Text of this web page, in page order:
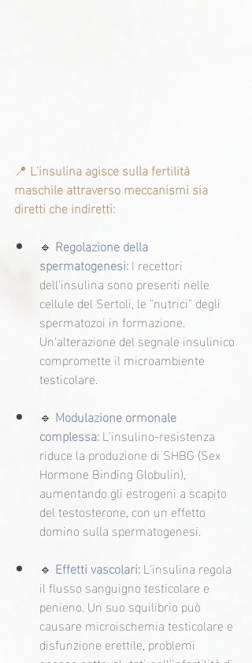
📍 L'insulina agisce sulla fertilità
maschile attraverso meccanismi sia
diretti che indiretti:
🔹 Regolazione della
spermatogenesi: I recettori
dell'insulina sono presenti nelle
cellule del Sertoli, le "nutrici" degli
spermatozoi in formazione.
Un'alterazione del segnale insulinico
compromette il microambiente
testicolare.
🔹 Modulazione ormonale
complessa: L'insulino-resistenza
riduce la produzione di SHBG (Sex
Hormone Binding Globulin),
aumentando gli estrogeni a scapito
del testosterone, con un effetto
domino sulla spermatogenesi.
🔹 Effetti vascolari: L'insulina regola
il flusso sanguigno testicolare e
penieno. Un suo squilibrio può
causare microischemia testicolare e
disfunzione erettile, problemi